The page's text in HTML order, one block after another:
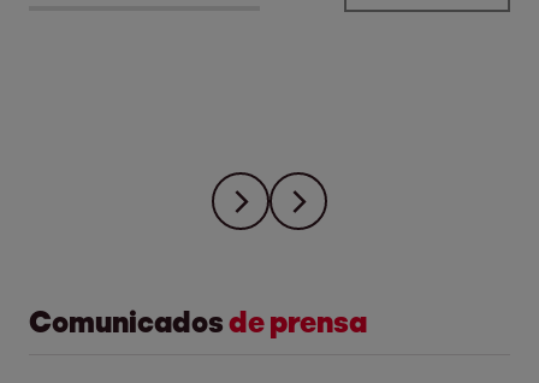
Comunicadosde prensa